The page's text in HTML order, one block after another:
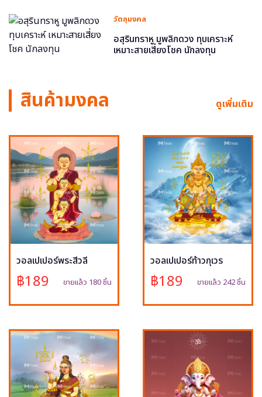
วัตถุมงคล
อสุรินทราหู มูพลิกดวง ทุบเคราะห์
เหมาะสายเสี่ยงโชค นักลงทุน
สินค้ามงคล ดูเพิ่มเติม
วอลเปเปอร์พระสีวลี
฿189 ขายแล้ว 180 ชิ้น
วอลเปเปอร์ท้าวกุเวร
฿189 ขายแล้ว 242 ชิ้น